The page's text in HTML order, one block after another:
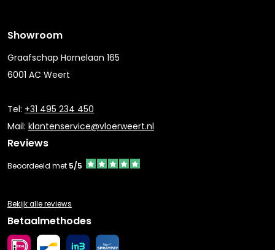
Showroom
Graafschap Hornelaan 165
6001 AC Weert
Tel: +31 495 234 450
Mail: klantenservice@vloerweert.nl
Reviews
Beoordeeld met 5/5
Bekijk alle reviews
Betaalmethodes